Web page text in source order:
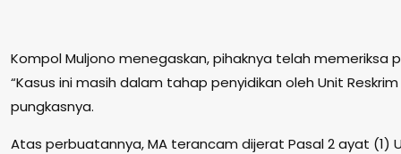
Kompol Muljono menegaskan, pihaknya telah memeriksa
“Kasus ini masih dalam tahap penyidikan oleh Unit Reskrim
pungkasnya.
Atas perbuatannya, MA terancam dijerat Pasal 2 ayat (1)